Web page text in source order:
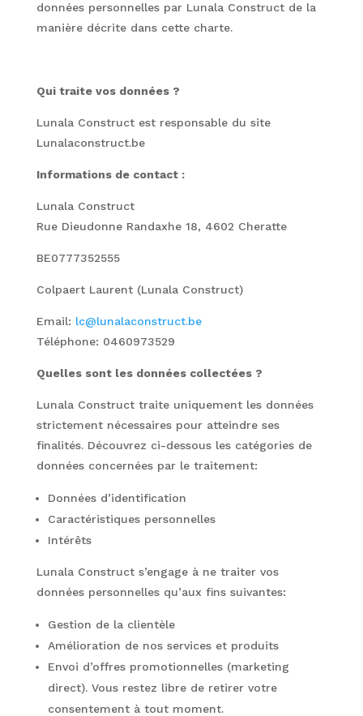
données personnelles par Lunala Construct de la
manière décrite dans cette charte.
Qui traite vos données ?
Lunala Construct est responsable du site
Lunalaconstruct.be
Informations de contact :
Lunala Construct
Rue Dieudonne Randaxhe 18, 4602 Cheratte
BE0777352555
Colpaert Laurent (Lunala Construct)
Email: lc@lunalaconstruct.be
Téléphone: 0460973529
Quelles sont les données collectées ?
Lunala Construct traite uniquement les données
strictement nécessaires pour atteindre ses
finalités. Découvrez ci-dessous les catégories de
données concernées par le traitement:
Données d’identification
Caractéristiques personnelles
Intérêts
Lunala Construct s’engage à ne traiter vos
données personnelles qu’aux fins suivantes:
Gestion de la clientèle
Amélioration de nos services et produits
Envoi d’offres promotionnelles (marketing
direct). Vous restez libre de retirer votre
consentement à tout moment.